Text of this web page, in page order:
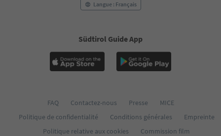
Langue : Français
Südtirol Guide App
FAQ Contactez-nous Presse
MICE
Politique de confidentialité
Conditions générales
Empreinte
Politique relative aux cookies
Commission film